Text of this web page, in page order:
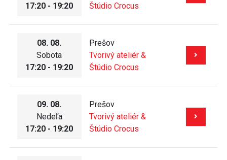
17:20 - 19:20
Štúdio Crocus
08. 08.
Sobota
17:20 - 19:20
Prešov
Tvorivý ateliér &
Štúdio Crocus
09. 08.
Nedeľa
17:20 - 19:20
Prešov
Tvorivý ateliér &
Štúdio Crocus